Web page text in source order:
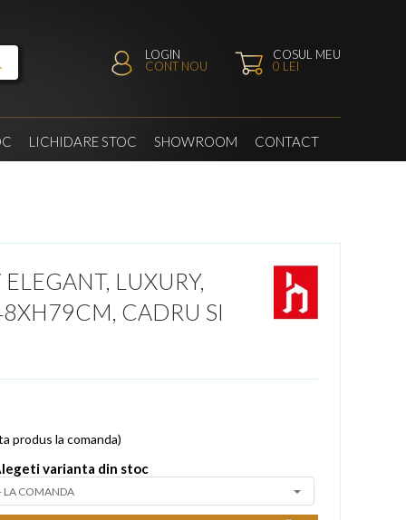
COSUL MEU
0 LEI
LOGIN
CONT NOU
LICHIDARE STOC SHOWROOM CONTACT
LUXURY,
CADRU SI
produs la comanda)
varianta din stoc